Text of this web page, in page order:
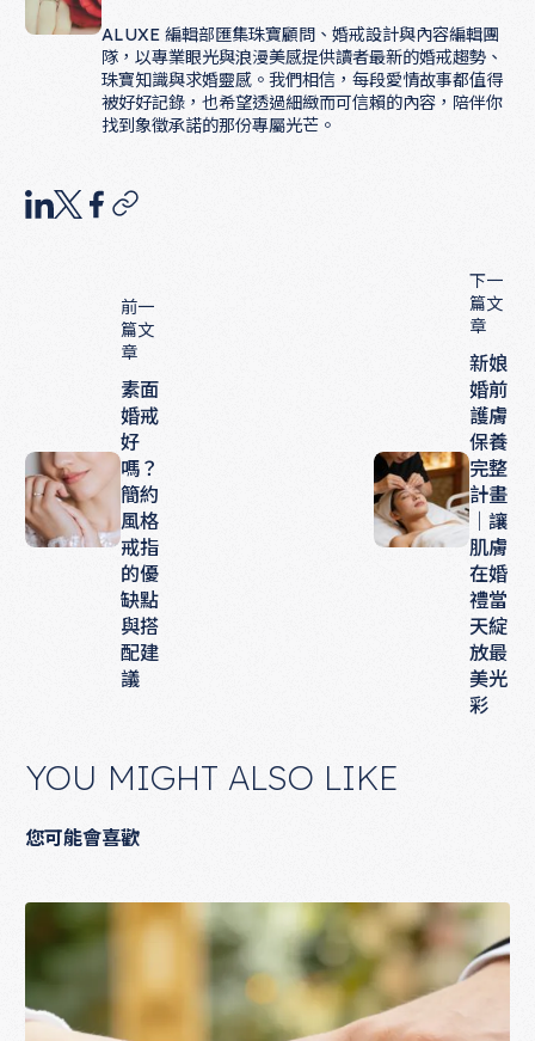
ALUXE 編輯部匯集珠寶顧問、婚戒設計與內容編輯團
隊，以專業眼光與浪漫美感提供讀者最新的婚戒趨勢、
珠寶知識與求婚靈感。我們相信，每段愛情故事都值得
被好好記錄，也希望透過細緻而可信賴的內容，陪伴你
找到象徵承諾的那份專屬光芒。
前一
篇文
章
素面
婚戒
好
嗎？
簡約
風格
戒指
的優
缺點
與搭
配建
議
下一
篇文
章
新娘
婚前
護膚
保養
完整
計畫
｜讓
肌膚
在婚
禮當
天綻
放最
美光
彩
YOU MIGHT ALSO LIKE
您可能會喜歡